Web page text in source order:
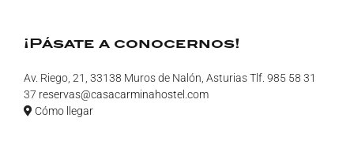
¡Pásate a conocernos!
Av. Riego, 21, 33138 Muros de Nalón, Asturias Tlf. 985 58 31
37 reservas@casacarminahostel.com
Cómo llegar